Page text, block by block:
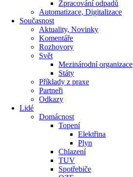
Zpracování odpadů
Automatizace, Digitalizace
Současnost
Aktuality, Novinky
Komentáře
Rozhovory
Svět
Mezinárodní organizace
Státy
Příklady z praxe
Partneři
Odkazy
Lidé
Domácnost
Topení
Elektřina
Plyn
Chlazení
TUV
Spotřebiče